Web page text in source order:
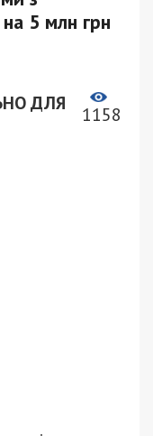
5 млн грн
ДЛЯ
1158